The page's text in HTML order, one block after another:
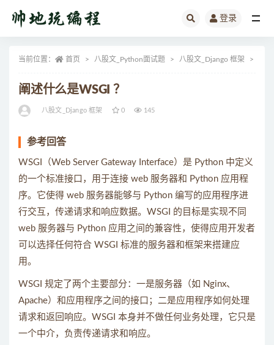
登录
当前位置： 首页 八股文_Python面试题 八股文_Django 框架
阐述什么是WSGI ？
八股文_Django 框架 0 145
参考回答
WSGI（Web Server Gateway Interface）是 Python 中定义
的一个标准接口，用于连接 web 服务器和 Python 应用程
序。它使得 web 服务器能够与 Python 编写的应用程序进
行交互，传递请求和响应数据。WSGI 的目标是实现不同
web 服务器与 Python 应用之间的兼容性，使得应用开发者
可以选择任何符合 WSGI 标准的服务器和框架来搭建应
用。
WSGI 规定了两个主要部分：一是服务器（如 Nginx、
Apache）和应用程序之间的接口；二是应用程序如何处理
请求和返回响应。WSGI 本身并不做任何业务处理，它只是
一个中介，负责传递请求和响应。